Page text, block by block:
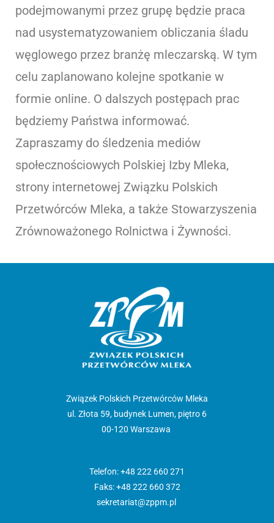
podejmowanymi przez grupę będzie praca
nad usystematyzowaniem obliczania śladu
węglowego przez branżę mleczarską. W tym
celu zaplanowano kolejne spotkanie w
formie online. O dalszych postępach prac
będziemy Państwa informować.
Zapraszamy do śledzenia mediów
społecznościowych Polskiej Izby Mleka,
strony internetowej Związku Polskich
Przetwórców Mleka, a także Stowarzyszenia
Zrównoważonego Rolnictwa i Żywności.
Związek Polskich Przetwórców Mleka
ul. Złota 59, budynek Lumen, piętro 6
00-120 Warszawa
Telefon: +48 222 660 271
Faks: +48 222 660 372
sekretariat@zppm.pl